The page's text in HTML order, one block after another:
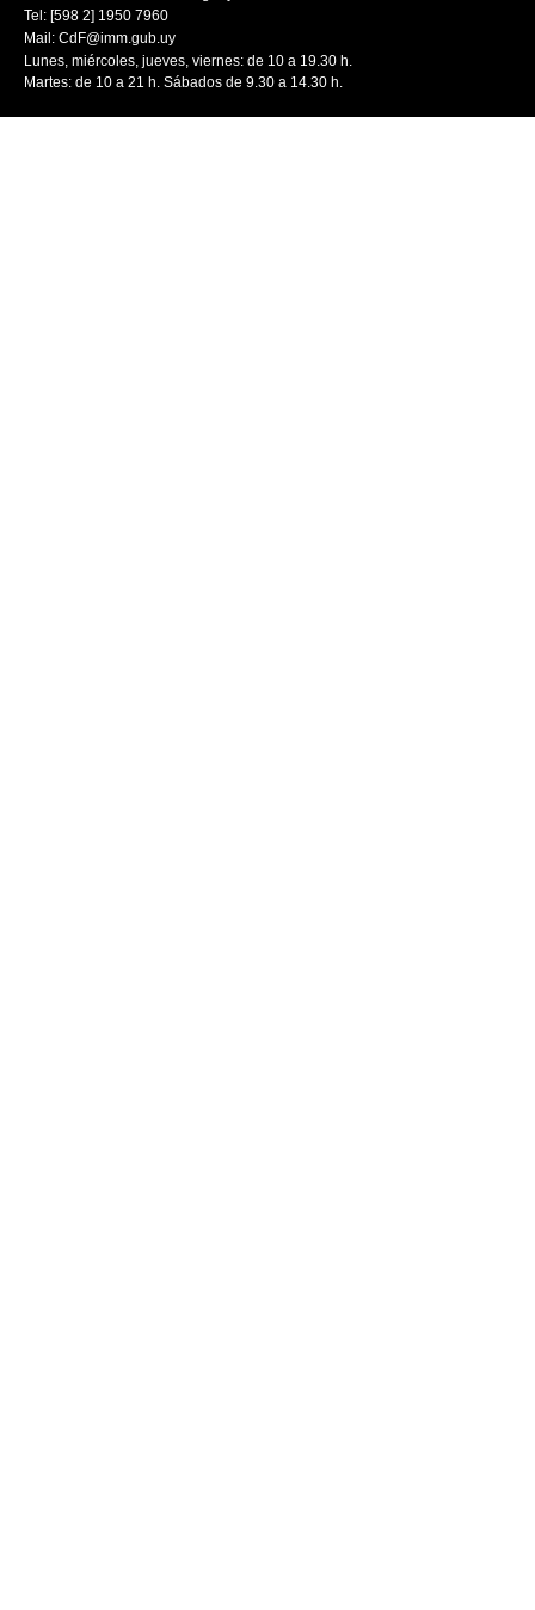
Tel: [598 2] 1950 7960
Mail: CdF@imm.gub.uy
Lunes, miércoles, jueves, viernes: de 10 a 19.30 h.
Martes: de 10 a 21 h. Sábados de 9.30 a 14.30 h.